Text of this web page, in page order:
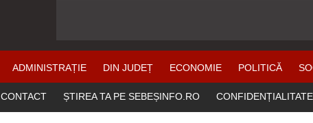
ADMINISTRAȚIE DIN JUDEȚ ECONOMIE POLITICĂ
CONTACT ȘTIREA TA PE SEBEȘINFO.RO